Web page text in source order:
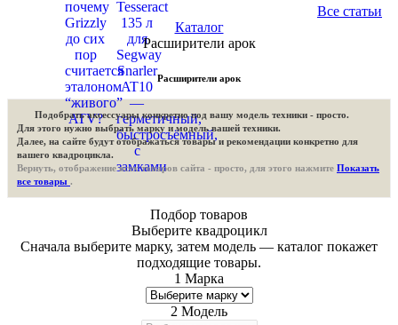
Все статьи
Каталог
Расширители арок
Расширители арок
Подобрать аксессуары конкретно под вашу модель техники - просто.
Для этого нужно выбрать марку и модель вашей техники.
Далее, на сайте будут отображаться товары и рекомендации конкретно для
вашего квадроцикла.
Вернуть, отображение всех товаров сайта - просто, для этого нажмите Показать
все товары .
Подбор товаров
Выберите квадроцикл
Сначала выберите марку, затем модель — каталог покажет
подходящие товары.
1 Марка
2 Модель